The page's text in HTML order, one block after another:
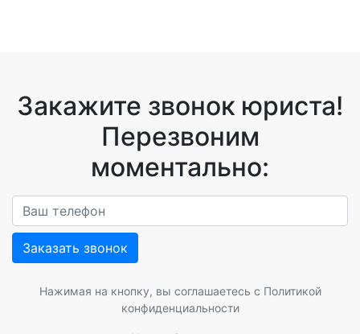
Закажите звонок юриста!
Перезвоним
моментально:
Заказать звонок
Нажимая на кнопку, вы соглашаетесь с Политикой
конфиденциальности